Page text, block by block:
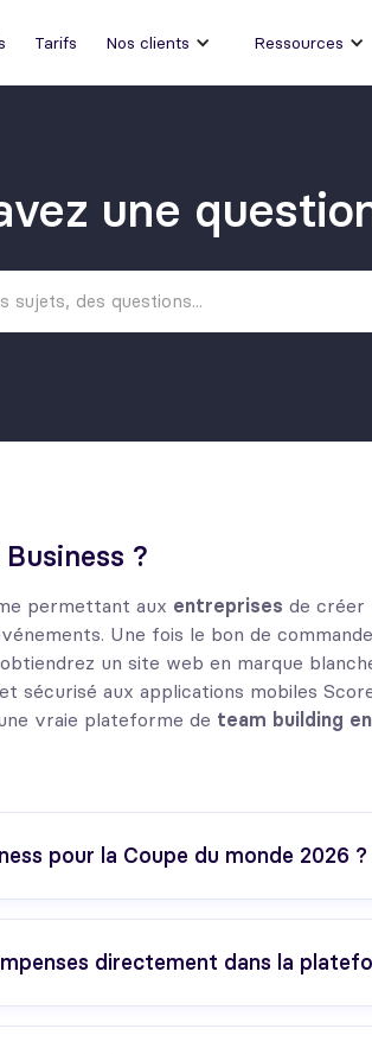
Tarifs Nos clients Ressources
une
?
permettant aux entreprises de créer
Une fois le bon de
un site web en marque
sécurisé aux applications mobiles
vraie plateforme de team building
pour la Coupe du monde 2026 ?
directement dans la